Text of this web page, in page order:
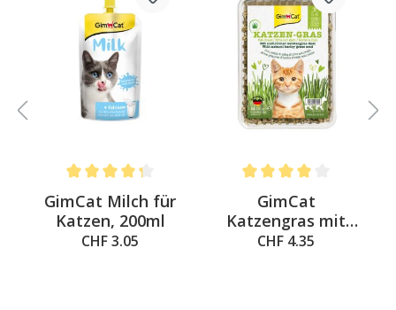
GimCat Milch für
Katzen, 200ml
CHF 3.05
GimCat
Katzengras mit
natürlicher
CHF 4.35